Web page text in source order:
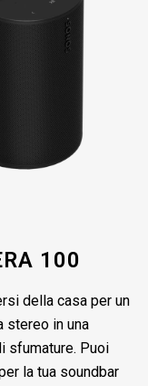
100
della casa per un
stereo in una
sfumature. Puoi
la tua soundbar